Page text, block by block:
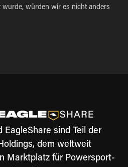
wurde, würden wir es nicht anders
EagleShare sind Teil der
dem weltweit
Marktplatz für Powersport-